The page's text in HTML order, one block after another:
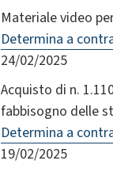
Materiale video
Determina a
24/02/2025
Acquisto di n.
fabbisogno delle
Determina a
19/02/2025